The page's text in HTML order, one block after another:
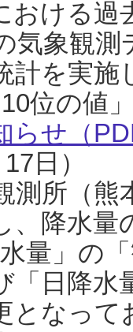
おける過
気象観
計を実
位の値
らせ（
日）
測所（熊
、降水
水量」の
「日降
となっ